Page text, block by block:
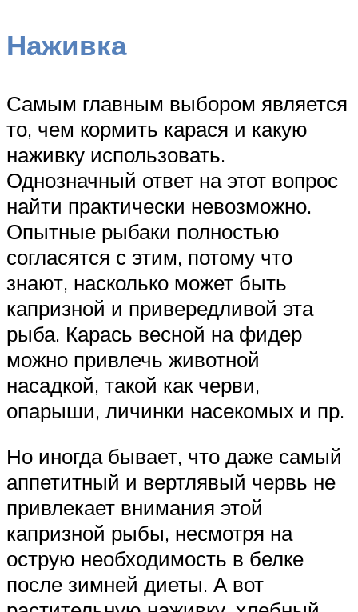
Наживка
Самым главным выбором является
то, чем кормить карася и какую
наживку использовать.
Однозначный ответ на этот вопрос
найти практически невозможно.
Опытные рыбаки полностью
согласятся с этим, потому что
знают, насколько может быть
капризной и привередливой эта
рыба. Карась весной на фидер
можно привлечь животной
насадкой, такой как черви,
опарыши, личинки насекомых и пр.
Но иногда бывает, что даже самый
аппетитный и вертлявый червь не
привлекает внимания этой
капризной рыбы, несмотря на
острую необходимость в белке
после зимней диеты. А вот